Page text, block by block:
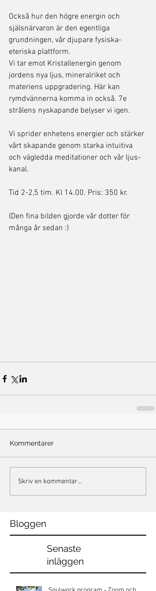
Också hur den högre energin och
själsnärvaron är den egentliga
grundningen, vår djupare fysiska-
eteriska plattform.
Vi tar emot Kristallenergin genom
jordens nya ljus, mineralriket och
materiens uppgradering. Här kan
rymdvännerna komma in också. 7e
strålens nyskapande belyser vi igen.
Vi sprider enhetens energier och stärker
vårt skapande genom starka intuitiva
och vägledda meditationer och vår ljus-
kanal.
Tid 2-2,5 tim. Kl 14.00. Pris: 350 kr.
(Den fina bilden gjorde vår dotter för
många år sedan :)
Kommentarer
Skriv en kommentar...
Bloggen
Senaste
inläggen